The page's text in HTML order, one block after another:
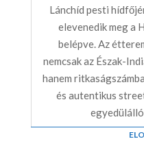
Lánchíd pesti
elevenedik meg a
belépve. Az
nemcsak az Észak-
hanem
és autentikus